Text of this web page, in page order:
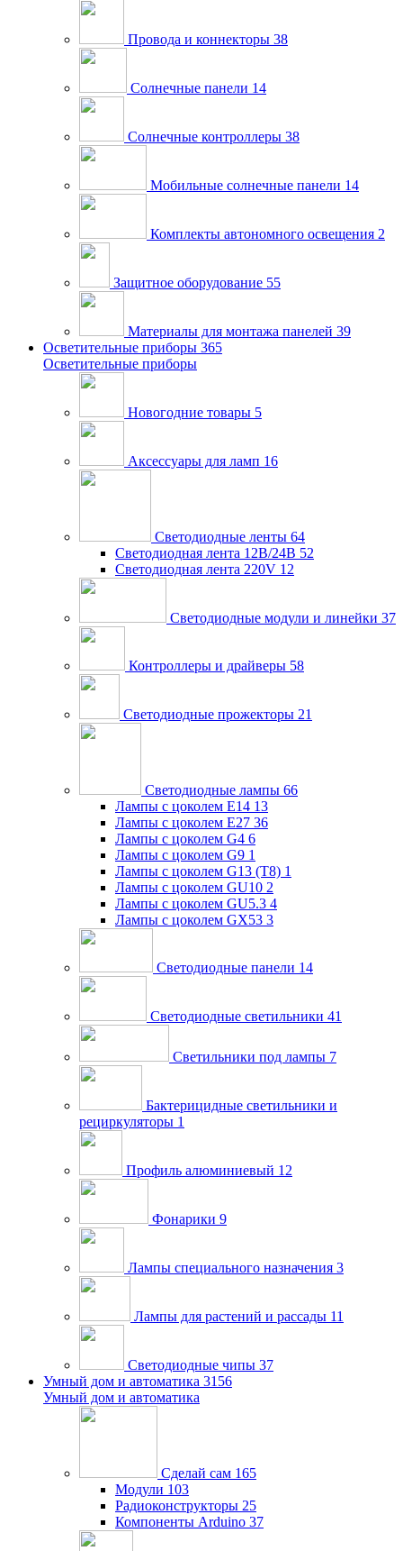
Провода и коннекторы 38
Солнечные панели 14
Солнечные контроллеры 38
Мобильные солнечные панели 14
Комплекты автономного освещения 2
Защитное оборудование 55
Материалы для монтажа панелей 39
Осветительные приборы 365
Осветительные приборы
Новогодние товары 5
Аксессуары для ламп 16
Светодиодные ленты 64
Светодиодная лента 12В/24В 52
Светодиодная лента 220V 12
Светодиодные модули и линейки 37
Контроллеры и драйверы 58
Светодиодные прожекторы 21
Светодиодные лампы 66
Лампы с цоколем E14 13
Лампы с цоколем E27 36
Лампы с цоколем G4 6
Лампы с цоколем G9 1
Лампы с цоколем G13 (Т8) 1
Лампы с цоколем GU10 2
Лампы с цоколем GU5.3 4
Лампы с цоколем GX53 3
Светодиодные панели 14
Светодиодные светильники 41
Светильники под лампы 7
Бактерицидные светильники и
рециркуляторы 1
Профиль алюминиевый 12
Фонарики 9
Лампы специального назначения 3
Лампы для растений и рассады 11
Светодиодные чипы 37
Умный дом и автоматика 3156
Умный дом и автоматика
Сделай сам 165
Модули 103
Радиоконструкторы 25
Компоненты Arduino 37